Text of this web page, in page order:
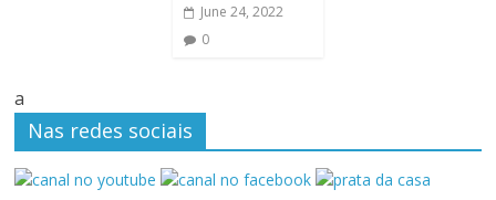
June 24, 2022
0
a
Nas redes sociais